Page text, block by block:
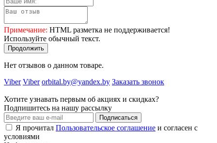
Примечание: HTML разметка не поддерживается!
Используйте обычный текст.
Продолжить
Нет отзывов о данном товаре.
Viber Viber orbital.by@yandex.by Заказать звонок
Хотите узнавать первым об акциях и скидках?
Подпишитесь на нашу рассылку
Подписаться
Я прочитал Пользовательское соглашение и согласен с
условиями